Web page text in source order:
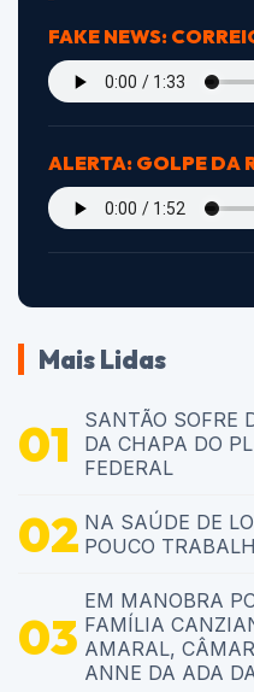
FAKE NEWS:
ALERTA: GOLPE DA
Mais Lidas
SANTÃO SOFRE
DA CHAPA DO
FEDERAL
NA SAÚDE DE
POUCO
EM MANOBRA
FAMÍLIA
AMARAL,
ANNE DA ADA